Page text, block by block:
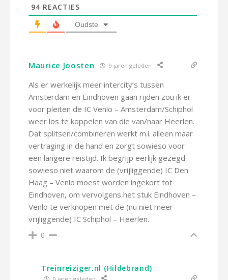
94 REACTIES
Oudste
Maurice Joosten 9 jaren geleden
Als er werkelijk meer intercity’s tussen
Amsterdam en Eindhoven gaan rijden zou ik er
voor pleiten de IC Venlo – Amsterdam/Schiphol
weer los te koppelen van die van/naar Heerlen.
Dat splitsen/combineren werkt m.i. alleen maar
vertraging in de hand en zorgt sowieso voor
een langere reistijd. Ik begrijp eerlijk gezegd
sowieso niet waarom de (vrijliggende) IC Den
Haag – Venlo moest worden ingekort tot
Eindhoven, om vervolgens het stuk Eindhoven –
Venlo te verknopen met de (nu niet meer
vrijliggende) IC Schiphol – Heerlen.
0
Treinreiziger.nl (Hildebrand)
9 jaren geleden